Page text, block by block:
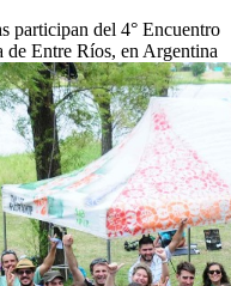
participan del 4° Encuentro
Entre Ríos, en Argentina